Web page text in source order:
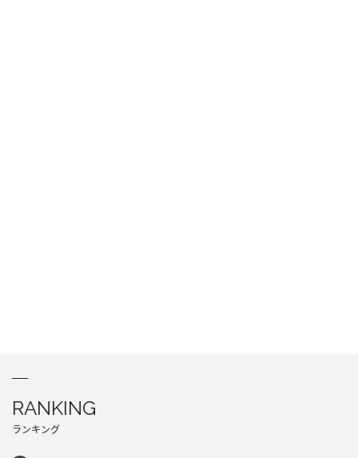
RANKING
ランキング